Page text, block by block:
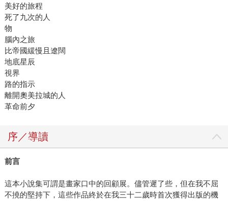
美好的旅程
死了九次的人
物
腦內之旅
比帝國緩慢且遼闊
地底星辰
視界
路的指示
離開奧美拉城的人
革命前夕
序／導讀
前言
這本小說集可謂是畫家口中的回顧展。儘管遲了些，但在我不屈
不撓的堅持下，這些作品終於在我三十二歲時首次獲得出版的機